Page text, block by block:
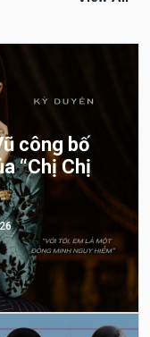
công bố
“Chị Chị